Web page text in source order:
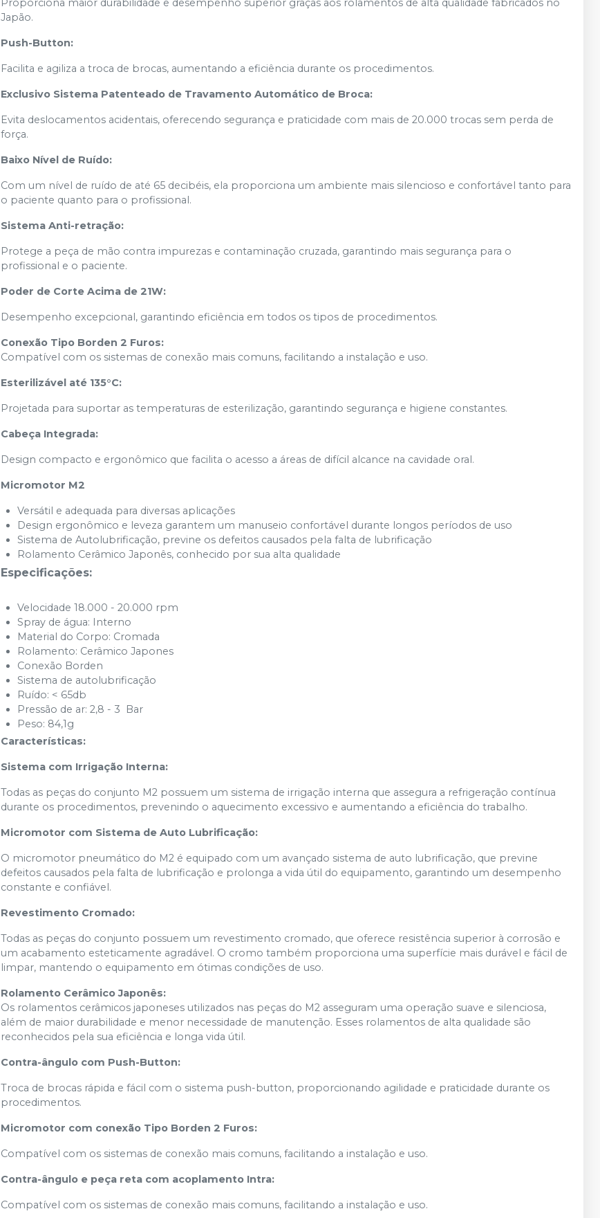
Proporciona maior durabilidade e desempenho superior graças aos rolamentos de alta qualidade fabricados no
Japão.
Push-Button:
Facilita e agiliza a troca de brocas, aumentando a eficiência durante os procedimentos.
Exclusivo Sistema Patenteado de Travamento Automático de Broca:
Evita deslocamentos acidentais, oferecendo segurança e praticidade com mais de 20.000 trocas sem perda de
força.
Baixo Nível de Ruído:
Com um nível de ruído de até 65 decibéis, ela proporciona um ambiente mais silencioso e confortável tanto para
o paciente quanto para o profissional.
Sistema Anti-retração:
Protege a peça de mão contra impurezas e contaminação cruzada, garantindo mais segurança para o
profissional e o paciente.
Poder de Corte Acima de 21W:
Desempenho excepcional, garantindo eficiência em todos os tipos de procedimentos.
Conexão Tipo Borden 2 Furos:
Compatível com os sistemas de conexão mais comuns, facilitando a instalação e uso.
Esterilizável até 135°C:
Projetada para suportar as temperaturas de esterilização, garantindo segurança e higiene constantes.
Cabeça Integrada:
Design compacto e ergonômico que facilita o acesso a áreas de difícil alcance na cavidade oral.
Micromotor M2
Versátil e adequada para diversas aplicações
Design ergonômico e leveza garantem um manuseio confortável durante longos períodos de uso
Sistema de Autolubrificação, previne os defeitos causados pela falta de lubrificação
Rolamento Cerâmico Japonês, conhecido por sua alta qualidade
Especificações:
Velocidade 18.000 - 20.000 rpm
Spray de água: Interno
Material do Corpo: Cromada
Rolamento: Cerâmico Japones
Conexão Borden
Sistema de autolubrificação
Ruído: < 65db
Pressão de ar: 2,8 - 3 Bar
Peso: 84,1g
Características:
Sistema com Irrigação Interna:
Todas as peças do conjunto M2 possuem um sistema de irrigação interna que assegura a refrigeração contínua
durante os procedimentos, prevenindo o aquecimento excessivo e aumentando a eficiência do trabalho.
Micromotor com Sistema de Auto Lubrificação:
O micromotor pneumático do M2 é equipado com um avançado sistema de auto lubrificação, que previne
defeitos causados pela falta de lubrificação e prolonga a vida útil do equipamento, garantindo um desempenho
constante e confiável.
Revestimento Cromado:
Todas as peças do conjunto possuem um revestimento cromado, que oferece resistência superior à corrosão e
um acabamento esteticamente agradável. O cromo também proporciona uma superfície mais durável e fácil de
limpar, mantendo o equipamento em ótimas condições de uso.
Rolamento Cerâmico Japonês:
Os rolamentos cerâmicos japoneses utilizados nas peças do M2 asseguram uma operação suave e silenciosa,
além de maior durabilidade e menor necessidade de manutenção. Esses rolamentos de alta qualidade são
reconhecidos pela sua eficiência e longa vida útil.
Contra-ângulo com Push-Button:
Troca de brocas rápida e fácil com o sistema push-button, proporcionando agilidade e praticidade durante os
procedimentos.
Micromotor com conexão Tipo Borden 2 Furos:
Compatível com os sistemas de conexão mais comuns, facilitando a instalação e uso.
Contra-ângulo e peça reta com acoplamento Intra:
Compatível com os sistemas de conexão mais comuns, facilitando a instalação e uso.